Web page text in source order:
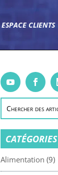
ESPACE CLIENTS
CATÉGORIES
Alimentation (9)